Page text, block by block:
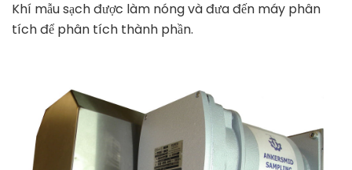
Khí mẫu sạch được làm nóng và đưa đến máy phân
tích để phân tích thành phần.